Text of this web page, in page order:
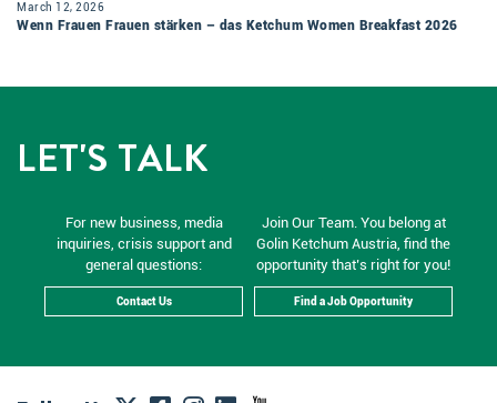
March 12, 2026
Wenn Frauen Frauen stärken – das Ketchum Women Breakfast 2026
LET'S TALK
For new business, media
inquiries, crisis support and
general questions:
Contact Us
Join Our Team. You belong at
Golin Ketchum Austria, find the
opportunity that’s right for you!
Find a Job Opportunity